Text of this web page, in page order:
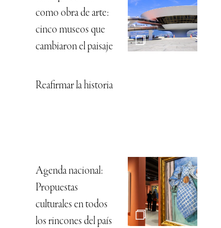
como obra de arte:
cinco museos que
cambiaron el paisaje
Reafirmar la historia
Agenda nacional:
Propuestas
culturales en todos
los rincones del país